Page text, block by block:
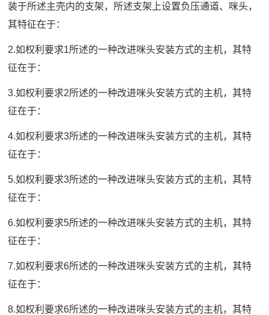
装于所述主壳内的支架，所述支架上设置负压通道、咪头，
其特征在于：
2.如权利要求1所述的一种改进咪头安装方式的主机，其特
征在于：
3.如权利要求2所述的一种改进咪头安装方式的主机，其特
征在于：
4.如权利要求3所述的一种改进咪头安装方式的主机，其特
征在于：
5.如权利要求3所述的一种改进咪头安装方式的主机，其特
征在于：
6.如权利要求5所述的一种改进咪头安装方式的主机，其特
征在于：
7.如权利要求6所述的一种改进咪头安装方式的主机，其特
征在于：
8.如权利要求6所述的一种改进咪头安装方式的主机，其特